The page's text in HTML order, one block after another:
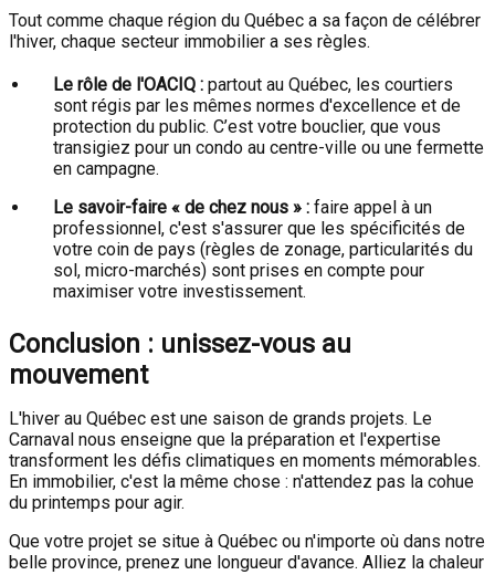
Tout comme chaque région du Québec a sa façon de célébrer
l'hiver, chaque secteur immobilier a ses règles.
Le rôle de l'OACIQ : partout au Québec, les courtiers
sont régis par les mêmes normes d'excellence et de
protection du public. C’est votre bouclier, que vous
transigiez pour un condo au centre-ville ou une fermette
en campagne.
Le savoir-faire « de chez nous » : faire appel à un
professionnel, c'est s'assurer que les spécificités de
votre coin de pays (règles de zonage, particularités du
sol, micro-marchés) sont prises en compte pour
maximiser votre investissement.
Conclusion : unissez-vous au
mouvement
L'hiver au Québec est une saison de grands projets. Le
Carnaval nous enseigne que la préparation et l'expertise
transforment les défis climatiques en moments mémorables.
En immobilier, c'est la même chose : n'attendez pas la cohue
du printemps pour agir.
Que votre projet se situe à Québec ou n'importe où dans notre
belle province, prenez une longueur d'avance. Alliez la chaleur